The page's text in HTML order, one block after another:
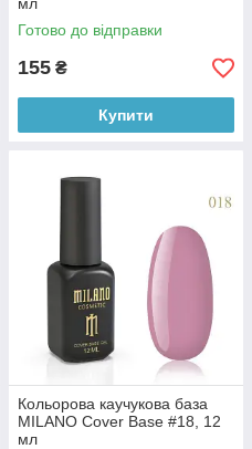
Готово до відправки
155 ₴
Купити
Кольорова каучукова база
MILANO Cover Base #18, 12
мл